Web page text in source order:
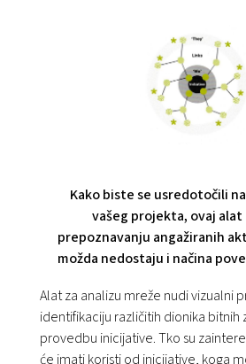
Kako biste se usredotočili
vašeg projekta, ovaj alat
prepoznavanju angažiranih
možda nedostaju i načina
Alat za analizu mreže nudi vizualni
identifikaciju različitih dionika bitnih
provedbu inicijative. Tko su
će imati koristi od inicijative, koga